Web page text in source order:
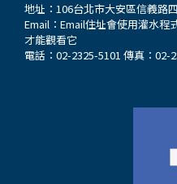
地址：106台北市大安區信義路
Email： Email住址會使用灌水程
才能觀看它
電話：02-2325-5101 傳真：02-